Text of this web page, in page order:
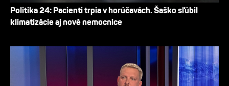
Politika 24: Pacienti trpia v horúčavách. Šaško sľúbil
klimatizácie aj nové nemocnice